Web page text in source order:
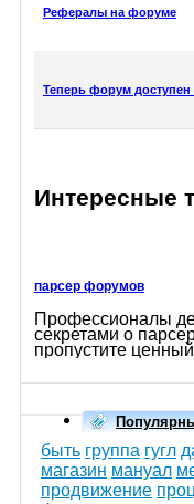
Рефералы на форуме
Теперь форум доступен
Интересные
парсер форумов
Профессионалы
секретами о
пропустите
быть группа гугл
магазин мануал
продвижение